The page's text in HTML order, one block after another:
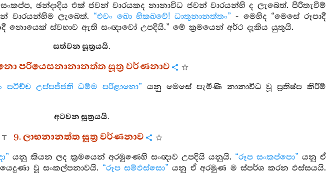
ඡන්දාදිය එක් ජවන් වාරයකද නානාවිධ ජවන් වාරයන්හි ද ලැබෙත්. පිරිතැවීම්
වාරයන්හිම ලැබෙත්. “එවං ඛො භිකඛවේ! ධාතුනානත්තං” - මෙහිද “මෙසේ රූපාදී
නොයෙක් ස්වභාව ඇති සංඥාවෝ උපදියි.” මේ ක්‍රමයෙන් අර්ථ දැකිය යුතුයි.
සත්වන සූත්‍රයයි.
පරියෙසනානානත්ත සූත්‍ර වර්ණනාව
පටිච්ච උප්පජ්ජති ධම්ම පරිළාහො” යනු මෙසේ පැමිණි නානාවිධ වූ ප්‍රතිෂ්ප කිරීම්
අටවන සූත්‍රයයි.
9. ලාභනානත්ත සූත්‍ර වර්ණනාව
යනු කියන ලද ක්‍රමයෙන් අරමුණෙහි සංඥාව උපදියි යනුයි. “රූප සංකප්පො” යනු ඒ
වූ සංකල්පනාවයි. “රූප සම්ඵස්සො”යනු ඒ අරමුණ ම ස්පර්ශ කරන ඵස්සයයි.